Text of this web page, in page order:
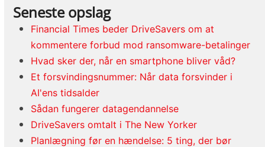
Seneste opslag
Financial Times beder DriveSavers om at
kommentere forbud mod ransomware-betalinger
Hvad sker der, når en smartphone bliver våd?
Et forsvindingsnummer: Når data forsvinder i
AI'ens tidsalder
Sådan fungerer datagendannelse
DriveSavers omtalt i The New Yorker
Planlægning før en hændelse: 5 ting, der bør